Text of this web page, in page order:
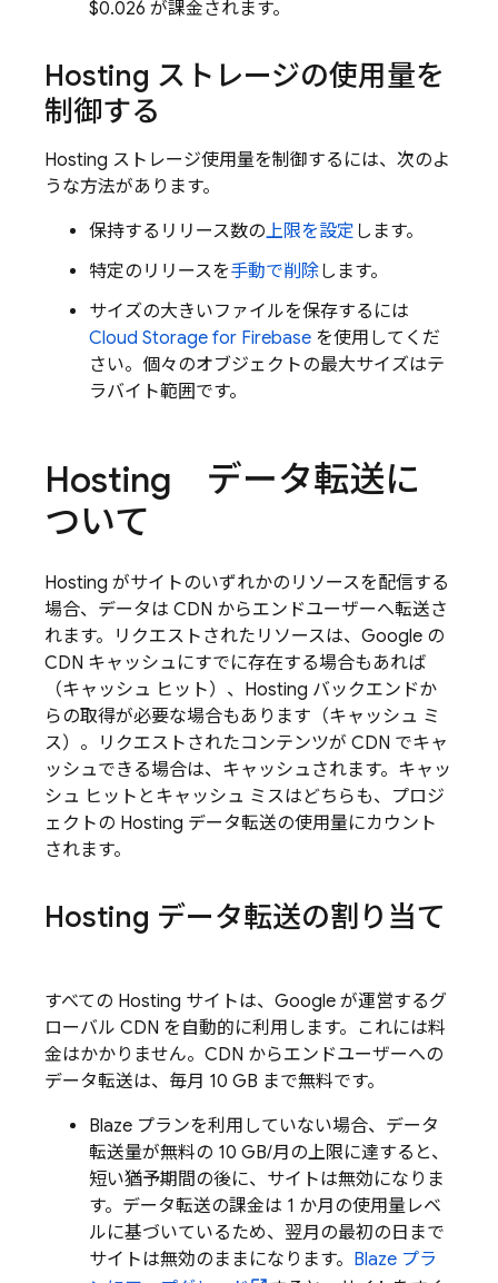
$0.026 が課金されます。
Hosting ストレージの使用量を
制御する
Hosting ストレージ使用量を制御するには、次のよ
うな方法があります。
保持するリリース数の上限を設定 します。
特定のリリースを手動で削除します。
サイズの大きいファイルを保存するには
Cloud Storage for Firebase を使用してくだ
さい。個々のオブジェクトの最大サイズはテ
ラバイト範囲です。
Hosting データ転送に
ついて
Hosting がサイトのいずれかのリソースを配信する
場合、データは CDN からエンドユーザーへ転送さ
れます。リクエストされたリソースは、Google の
CDN キャッシュにすでに存在する場合もあれば
（キャッシュ ヒット）、 Hosting バックエンドか
らの取得が必要な場合もあります（キャッシュ ミ
ス）。リクエストされたコンテンツが CDN でキャ
ッシュできる場合は、キャッシュされます。キャッ
シュ ヒットとキャッシュ ミスはどちらも、プロジ
ェクトの Hosting データ転送の使用量にカウント
されます。
Hosting データ転送の割り当て
すべての Hosting サイトは、Google が運営するグ
ローバル CDN を自動的に利用します。これには料
金はかかりません。CDN からエンドユーザーへの
データ転送は、毎月 10 GB まで無料です。
Blaze プランを利用していない場合、データ
転送量が無料の 10 GB/月の上限に達すると、
短い猶予期間の後に、サイトは無効になりま
す。データ転送の課金は 1 か月の使用量レベ
ルに基づいているため、翌月の最初の日まで
サイトは無効のままになります。 Blaze プラ